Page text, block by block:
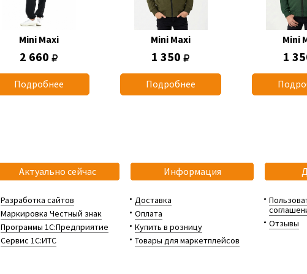
Mini Maxi
2 660
Подробнее
Mini Maxi
1 350
Подробнее
Mini
1
Актуально сейчас
Разработка сайтов
Маркировка Честный знак
Программы 1С:Предприятие
Сервис 1С:ИТС
Информация
Доставка
Оплата
Купить в розницу
Товары для маркетплейсов
Отзывы